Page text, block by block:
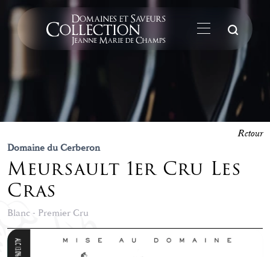
Domaine du Cerberon
Meursault 1er Cru Les
Cras
Blanc - Premier Cru
Retour